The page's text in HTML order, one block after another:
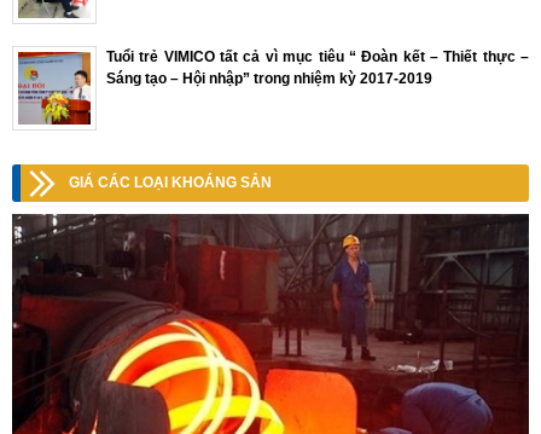
Tuổi trẻ VIMICO tất cả vì mục tiêu “ Đoàn kết – Thiết thực –
Sáng tạo – Hội nhập” trong nhiệm kỳ 2017-2019
GIÁ CÁC LOẠI KHOÁNG SẢN